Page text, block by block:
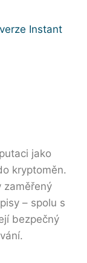
Instant
jako
kryptoměn.
zaměřený
– spolu s
bezpečný